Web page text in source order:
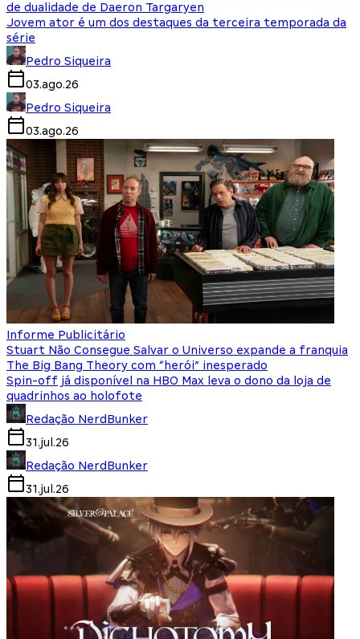
de dualidade de Daeron Targaryen
Jovem ator é um dos destaques da terceira temporada da
série
Pedro Siqueira
03.ago.26
Pedro Siqueira
03.ago.26
Informe Publicitário
Stuart Não Consegue Salvar o Universo expande a franquia
The Big Bang Theory com “herói” inesperado
Spin-off já disponível na HBO Max leva o dono da loja de
quadrinhos ao holofote
Redação NerdBunker
31.jul.26
Redação NerdBunker
31.jul.26